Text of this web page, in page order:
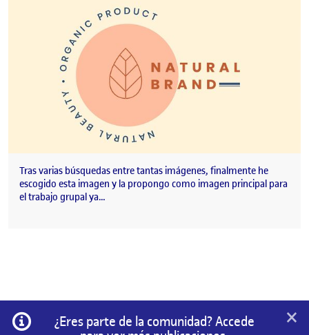
Tras varias búsquedas entre tantas imágenes, finalmente he
escogido esta imagen y la propongo como imagen principal para
el trabajo grupal ya…
Información
¿Eres parte de la comunidad? Accede
×